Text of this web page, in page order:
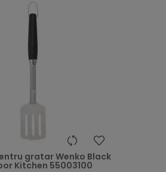
heart
gratar Wenko Black
Kitchen 55003100